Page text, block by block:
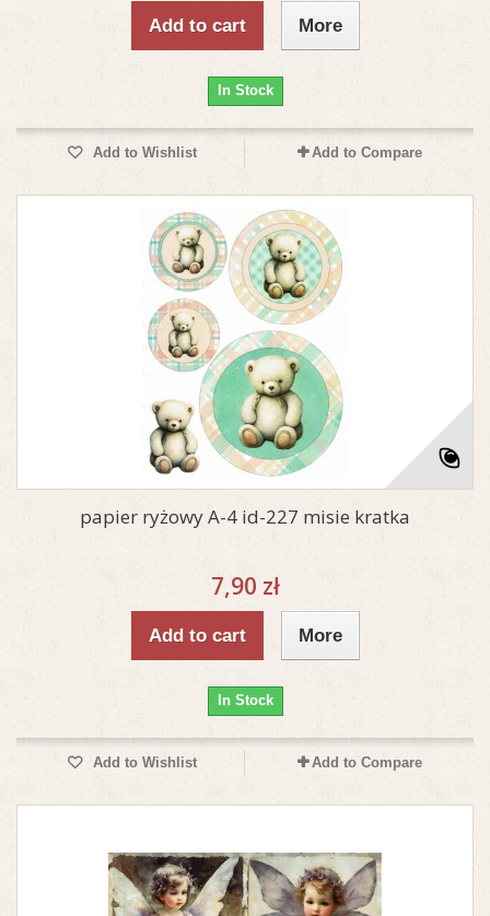
Add to cart More
In Stock
Add to Wishlist Add to Compare
papier ryżowy A-4 id-227 misie kratka
7,90 zł
Add to cart More
In Stock
Add to Wishlist Add to Compare